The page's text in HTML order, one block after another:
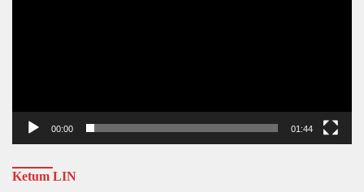
00:00 01:44
Ketum LIN